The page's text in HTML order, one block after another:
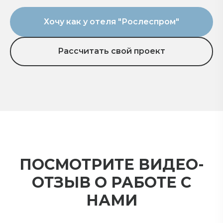
Хочу как у отеля "Рослеспром"
Рассчитать свой проект
ПОСМОТРИТЕ ВИДЕО-
ОТЗЫВ О РАБОТЕ С
НАМИ